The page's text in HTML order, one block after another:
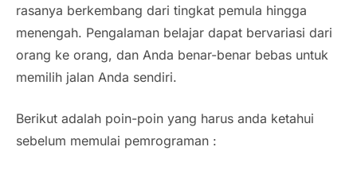
rasanya berkembang dari tingkat pemula hingga
menengah. Pengalaman belajar dapat bervariasi dari
orang ke orang, dan Anda benar-benar bebas untuk
memilih jalan Anda sendiri.
Berikut adalah poin-poin yang harus anda ketahui
sebelum memulai pemrograman :